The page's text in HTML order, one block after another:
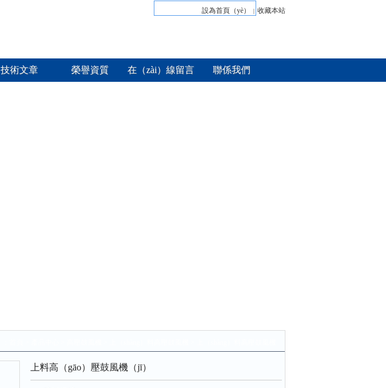
設為首頁（yè） | 收藏本站
技術文章 榮譽資質 在（zài）線留言 聯係我們
上料高（gāo）壓鼓風機（jī）